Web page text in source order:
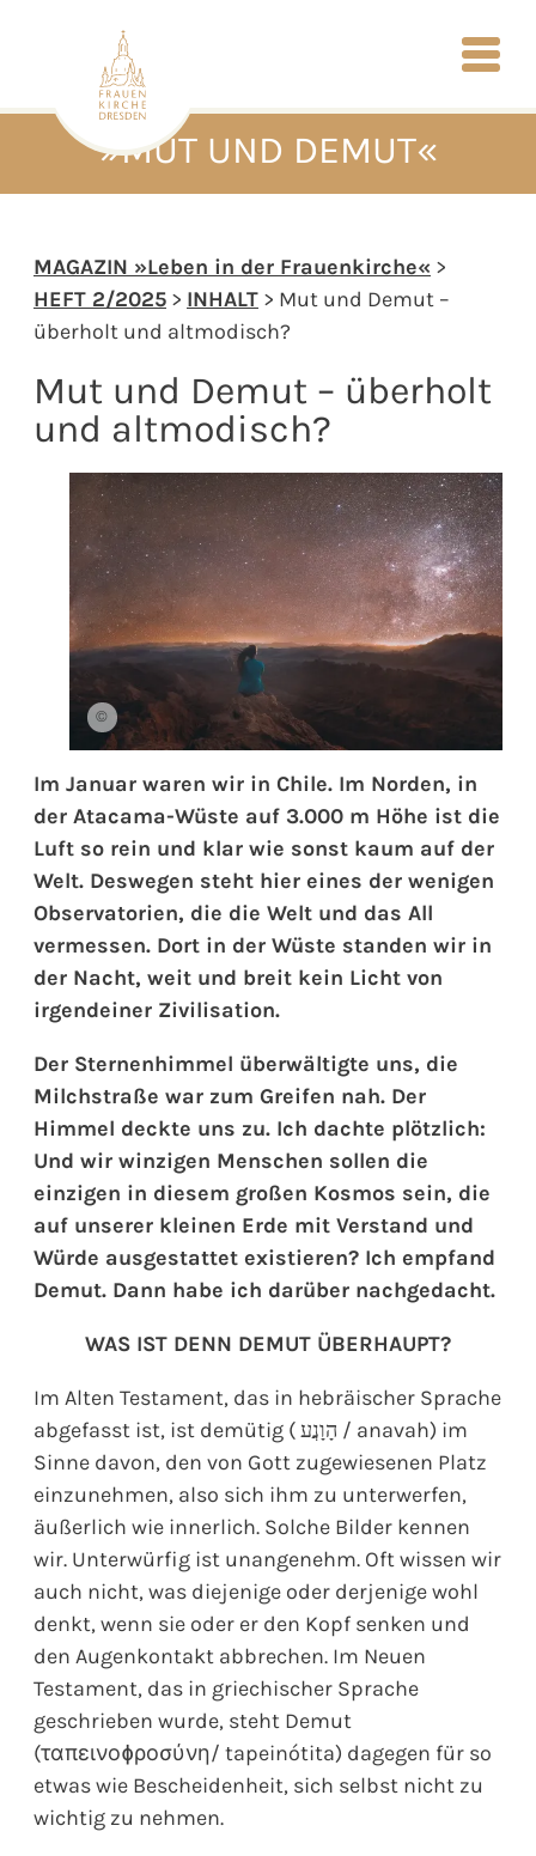
»MUT UND DEMUT«
MAGAZIN »Leben in der Frauenkirche« >
HEFT 2/2025 > INHALT > Mut und Demut –
überholt und altmodisch?
Mut und Demut – überholt
und altmodisch?
©
Im Januar waren wir in Chile. Im Norden, in
der Atacama-Wüste auf 3.000 m Höhe ist die
Luft so rein und klar wie sonst kaum auf der
Welt. Deswegen steht hier eines der wenigen
Observatorien, die die Welt und das All
vermessen. Dort in der Wüste standen wir in
der Nacht, weit und breit kein Licht von
irgendeiner Zivilisation.
Der Sternenhimmel überwältigte uns, die
Milchstraße war zum Greifen nah. Der
Himmel deckte uns zu. Ich dachte plötzlich:
Und wir winzigen Menschen sollen die
einzigen in diesem großen Kosmos sein, die
auf unserer kleinen Erde mit Verstand und
Würde ausgestattet existieren? Ich empfand
Demut. Dann habe ich darüber nachgedacht.
WAS IST DENN DEMUT ÜBERHAUPT?
Im Alten Testament, das in hebräischer Sprache
abgefasst ist, ist demütig ( הָוָנֲע / anavah) im
Sinne davon, den von Gott zugewiesenen Platz
einzunehmen, also sich ihm zu unterwerfen,
äußerlich wie innerlich. Solche Bilder kennen
wir. Unterwürfig ist unangenehm. Oft wissen wir
auch nicht, was diejenige oder derjenige wohl
denkt, wenn sie oder er den Kopf senken und
den Augenkontakt abbrechen. Im Neuen
Testament, das in griechischer Sprache
geschrieben wurde, steht Demut
(τɑπεɩνοɸροσύνη/ tapeinótita) dagegen für so
etwas wie Bescheidenheit, sich selbst nicht zu
wichtig zu nehmen.